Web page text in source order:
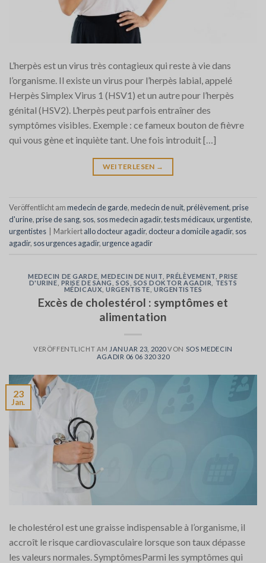
L’herpès est un virus très contagieux qui reste à vie dans
l’organisme. Il existe un virus pour l’herpès labial, appelé
Herpès Simplex Virus 1 (HSV1) et un autre pour l’herpès
génital (HSV2). L’herpès peut parfois entraîner des
symptômes visibles. Exemple : ce fameux bouton de fièvre
qui vous gène et inquiète tant. Une fois introduit […]
WEITERLESEN →
Veröffentlicht ammedecin de garde,medecin de nuit,prélèvement,prise
d'urine,prise de sang, sos, sos medecin agadir,tests médicaux,urgentiste,
urgentistes
Markiertallo docteur agadir, docteur a domicile agadir, sos
agadir, sos urgences agadir,urgence agadir
MEDECIN DE GARDE ,MEDECIN DE NUIT PRÉLÈVEMENT ,PRISE
D'URINE PRISE DE SANG ,SOS SOS DOKTOR AGADIR
TESTS
MÉDICAUX ,URGENTISTE ,URGENTISTES
Excès de cholestérol : symptômes et
alimentation
VERÖFFENTLICHT AM JANUAR 23, 2020VON SOS MEDECIN
AGADIR 06 06 320 320
23
Jan.
le cholestérol est une graisse indispensable à l’organisme, il
accroît le risque cardiovasculaire lorsque son taux dépasse
les valeurs normales. SymptômesParmi les symptômes qui